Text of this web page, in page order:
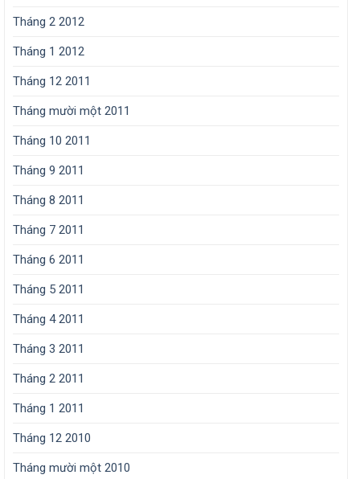
Tháng 2 2012
Tháng 1 2012
Tháng 12 2011
Tháng mười một 2011
Tháng 10 2011
Tháng 9 2011
Tháng 8 2011
Tháng 7 2011
Tháng 6 2011
Tháng 5 2011
Tháng 4 2011
Tháng 3 2011
Tháng 2 2011
Tháng 1 2011
Tháng 12 2010
Tháng mười một 2010